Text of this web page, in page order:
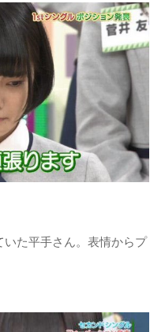
た平手さん。表情からプ